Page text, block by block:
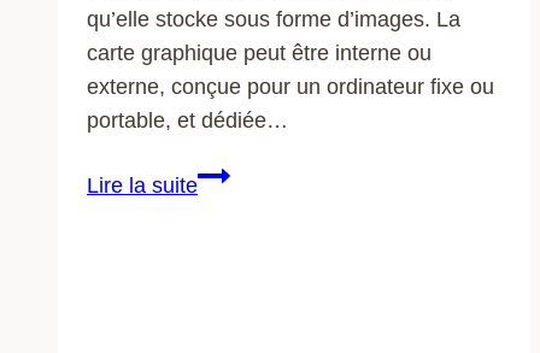
qu’elle stocke sous forme d’images. La
carte graphique peut être interne ou
externe, conçue pour un ordinateur fixe ou
portable, et dédiée…
Lire la suiteBlog